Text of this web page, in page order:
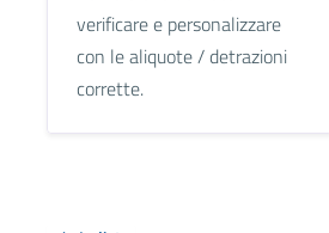
verificare e personalizzare
con le aliquote / detrazioni
corrette.